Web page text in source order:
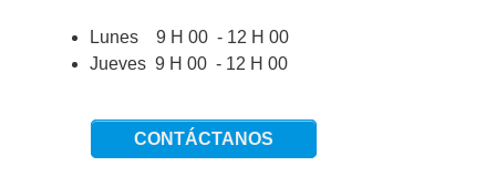
Lunes 9 H 00 - 12 H 00
Jueves 9 H 00 - 12 H 00
CONTÁCTANOS